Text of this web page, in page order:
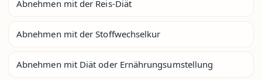
Abnehmen mit der Reis-Diät
Abnehmen mit der Stoffwechselkur
Abnehmen mit Diät oder Ernährungsumstellung